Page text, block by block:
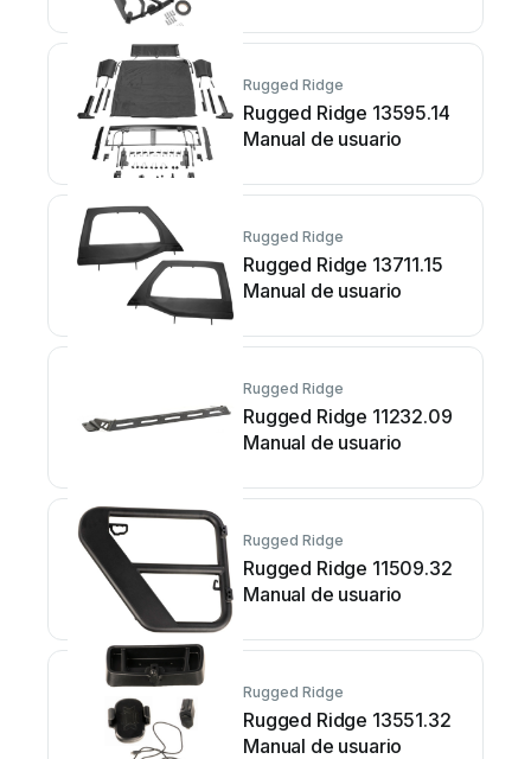
Rugged Ridge
Rugged Ridge 13595.14
Manual de usuario
Rugged Ridge
Rugged Ridge 13711.15
Manual de usuario
Rugged Ridge
Rugged Ridge 11232.09
Manual de usuario
Rugged Ridge
Rugged Ridge 11509.32
Manual de usuario
Rugged Ridge
Rugged Ridge 13551.32
Manual de usuario